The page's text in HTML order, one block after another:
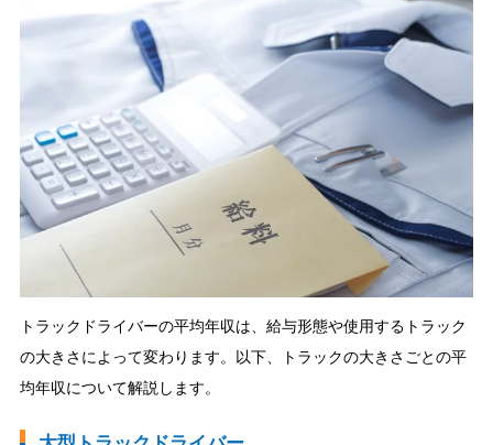
トラックドライバーの平均年収は、給与形態や使用するトラック
の大きさによって変わります。以下、トラックの大きさごとの平
均年収について解説します。